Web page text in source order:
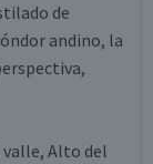
de
andino, la
valle, Alto del